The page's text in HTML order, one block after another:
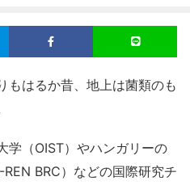
もはるか昔、地上は菌類のも
学（OIST）やハンガリーの
BRC）などの国際研究チ